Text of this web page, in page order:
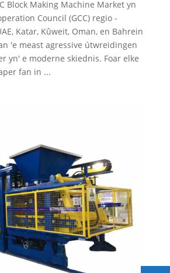
Block Making Machine Market yn
Council (GCC) regio -
Katar, Kûweit, Oman, en Bahrein
'e meast agressive útwreidingen
yn' e moderne skiednis. Foar elke
fan in ...